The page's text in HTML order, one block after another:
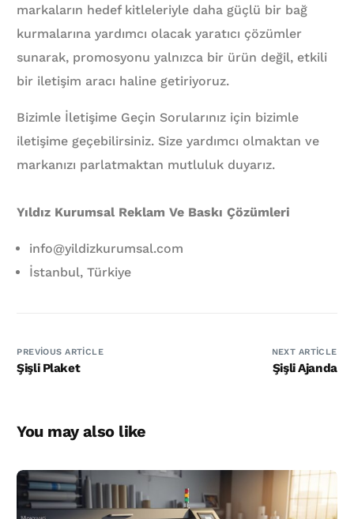
markaların hedef kitleleriyle daha güçlü bir bağ
kurmalarına yardımcı olacak yaratıcı çözümler
sunarak, promosyonu yalnızca bir ürün değil, etkili
bir iletişim aracı haline getiriyoruz.
Bizimle İletişime Geçin Sorularınız için bizimle
iletişime geçebilirsiniz. Size yardımcı olmaktan ve
markanızı parlatmaktan mutluluk duyarız.
Yıldız Kurumsal Reklam Ve Baskı Çözümleri
info@yildizkurumsal.com
İstanbul, Türkiye
PREVIOUS ARTICLE
Şişli Plaket
NEXT ARTICLE
Şişli Ajanda
You may also like